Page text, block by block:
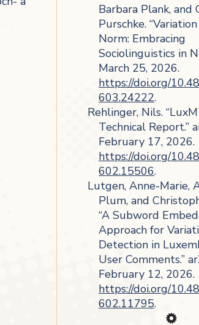
Barbara Plank, and
Purschke.
Norm: Embracing
Sociolinguistics in
March 25, 2026.
https://doi.org/
603.24222.
Rehlinger, Nils.
Technical Report.”
February 17, 2026.
https://doi.org/
602.15506.
Lutgen, Anne-Marie,
Plum, and
“A Subword
Approach for
Detection in
User Comments.”
February 12, 2026.
https://doi.org/
602.11795.